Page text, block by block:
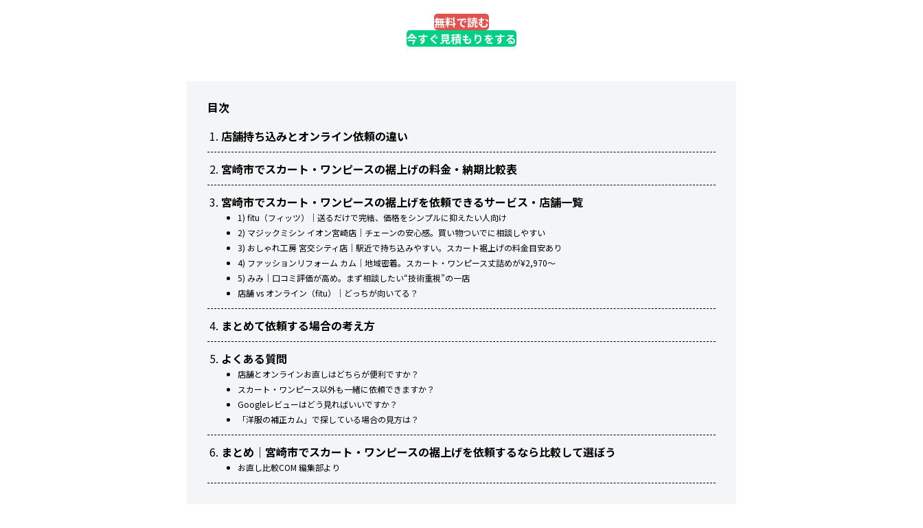
無料で読む
今すぐ見積もりをする
目次
店舗持ち込みとオンライン依頼の違い
宮崎市でスカート・ワンピースの裾上げの料金・納期比較表
宮崎市でスカート・ワンピースの裾上げを依頼できるサービス・店舗一覧
1) fitu（フィッツ）｜送るだけで完結、価格をシンプルに抑えたい人向け
2) マジックミシン イオン宮崎店｜チェーンの安心感。買い物ついでに相談しやすい
3) おしゃれ工房 宮交シティ店｜駅近で持ち込みやすい。スカート裾上げの料金目安あり
4) ファッションリフォーム カム｜地域密着。スカート・ワンピース丈詰めが¥2,970〜
5) みみ｜口コミ評価が高め。まず相談したい“技術重視”の一店
店舗 vs オンライン（fitu）｜どっちが向いてる？
まとめて依頼する場合の考え方
よくある質問
店舗とオンラインお直しはどちらが便利ですか？
スカート・ワンピース以外も一緒に依頼できますか？
Googleレビューはどう見ればいいですか？
「洋服の補正カム」で探している場合の見方は？
まとめ｜宮崎市でスカート・ワンピースの裾上げを依頼するなら比較して選ぼう
お直し比較COM 編集部より